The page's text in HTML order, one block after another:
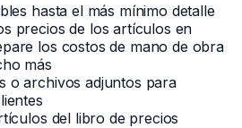
hasta el más mínimo detalle
precios de los artículos en
los costos de mano de obra
más
o archivos adjuntos para
del libro de precios